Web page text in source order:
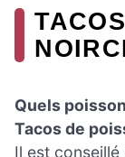
Quels
Tacos de
Il est conseillé